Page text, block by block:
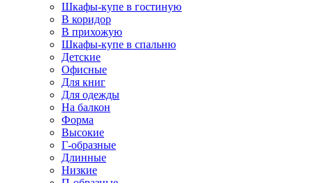
Шкафы-купе в гостиную
В коридор
В прихожую
Шкафы-купе в спальню
Детские
Офисные
Для книг
Для одежды
На балкон
Форма
Высокие
Г-образные
Длинные
Низкие